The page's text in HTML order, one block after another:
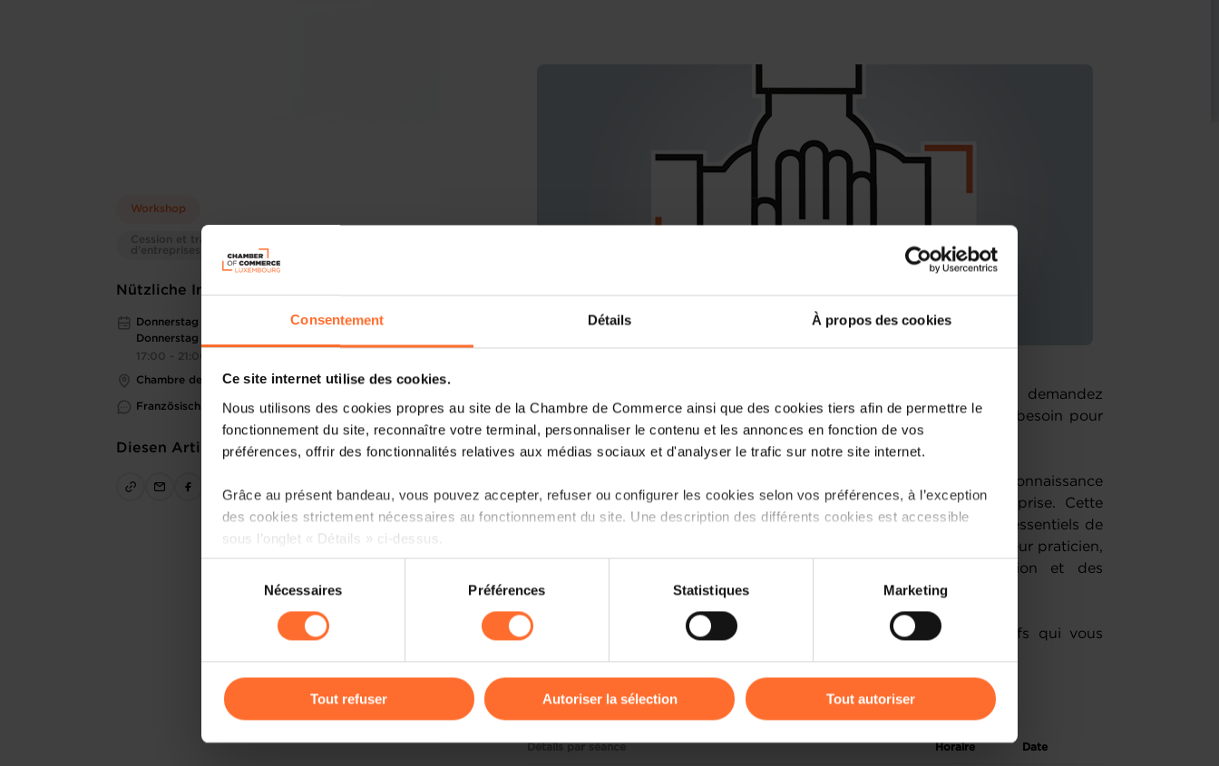
Consentement Détails À propos des cookies
Ce site internet utilise des cookies.
Nous utilisons des cookies propres au site de la Chambre de Commerce ainsi que des cookies tiers afin de permettre le
fonctionnement du site, reconnaître votre terminal, personnaliser le contenu et les annonces en fonction de vos
préférences, offrir des fonctionnalités relatives aux médias sociaux et d'analyser le trafic sur notre site internet.
Grâce au présent bandeau, vous pouvez accepter, refuser ou configurer les cookies selon vos préférences, à l’exception
des cookies strictement nécessaires au fonctionnement du site. Une description des différents cookies est accessible
sous l’onglet « Détails » ci-dessus.
Il est précisé que la navigation sur le site et certaines fonctionnalités (ex : lecture de vidéos, partage sur les réseaux
sociaux, sauvegarde des préférences de lecture vidéo, personnalisation de l’affichage du site) peuvent être affectées en
cas de refus de tous les cookies ou des cookies non nécessaires.
gauche de chaque page.
Politique de protection des données
consentement
Nécessaires Préférences Statistiques Marketing
Tout refuser Autoriser la sélection Tout autoriser
Workshop
Cession et transmission
d’entreprises
Nützliche Informationen
Donnerstag 19 Okt 2023 >
Donnerstag 23 Nov 2023
17:00 - 21:00
Chambre de Commerce
Französisch
Diesen Artikel teilen
Vous avez pour projet de reprendre une entreprise ? Vous vous demandez
quelles sont les étapes à réaliser ? De quels documents vous avez besoin pour
être en conformité ?
Reprendre une entreprise demande une certaine préparation et connaissance
afin d’augmenter ses chances de réussite dans son projet de reprise. Cette
nouvelle formation de type court couvrira en 5 modules, les points essentiels de
la reprise d’une entreprise. Chaque module est animé par un formateur praticien,
complété de contributions de professionnels de la transmission et des
témoignages de personnes ayant repris une société.
En un minimum de temps, vous aurez en main les éléments clefs qui vous
Programme :
Horaire Date